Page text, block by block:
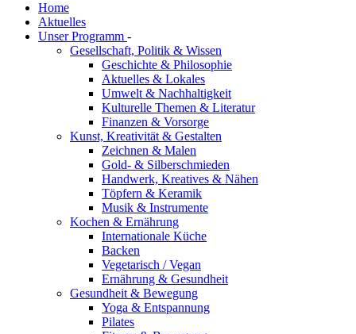
Home
Aktuelles
Unser Programm -
Gesellschaft, Politik & Wissen
Geschichte & Philosophie
Aktuelles & Lokales
Umwelt & Nachhaltigkeit
Kulturelle Themen & Literatur
Finanzen & Vorsorge
Kunst, Kreativität & Gestalten
Zeichnen & Malen
Gold- & Silberschmieden
Handwerk, Kreatives & Nähen
Töpfern & Keramik
Musik & Instrumente
Kochen & Ernährung
Internationale Küche
Backen
Vegetarisch / Vegan
Ernährung & Gesundheit
Gesundheit & Bewegung
Yoga & Entspannung
Pilates